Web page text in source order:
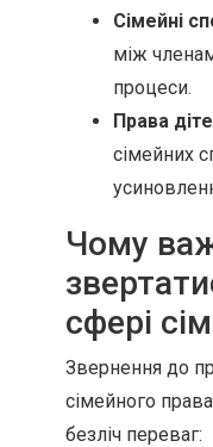
Сімейні
між
процеси.
Права
сімейних
Чому
сфері
Звернення до
сімейного
безліч переваг: